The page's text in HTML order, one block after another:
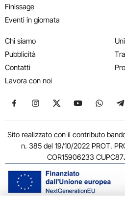
Finissage
Eventi in giornata
Chi siamo
Pubblicità
Contatti
Lavora con noi
Seguici su Facebook
Seguici su Instagram
Seguici su X
Seguici su
Seguici
Sito realizzato con il contributo
n. 385 del 19/10/2022 PROT.
COR15906233